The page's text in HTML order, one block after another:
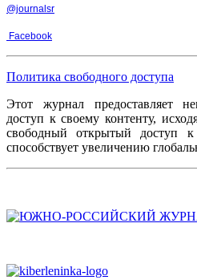
@journalsr
Facebook
Политика свободного доступа
Этот журнал предоставляет
доступ к своему контенту,
свободный открытый доступ к
способствует увеличению